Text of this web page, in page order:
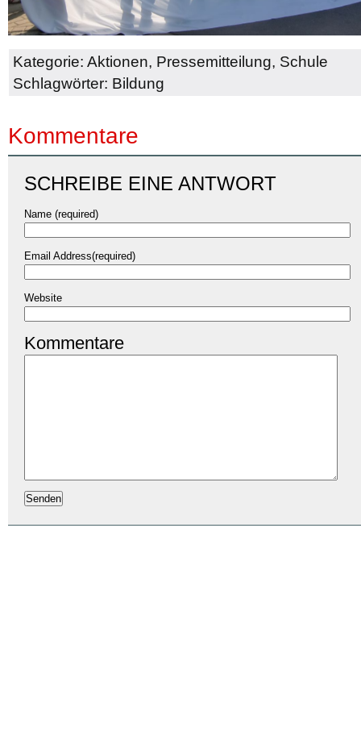
Kategorie: Aktionen, Pressemitteilung, Schule
Schlagwörter: Bildung
Kommentare
SCHREIBE EINE ANTWORT
Name (required)
Email Address(required)
Website
Kommentare